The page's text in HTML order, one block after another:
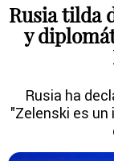
Rusia tilda
y
Rusia ha
"Zelenski es